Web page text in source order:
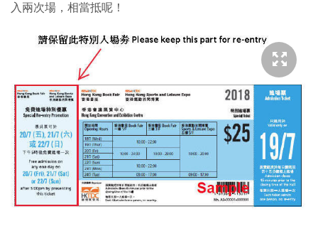
入兩次場，相當抵呢！